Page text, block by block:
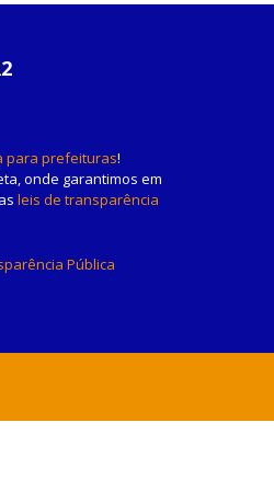
para prefeituras!
onde garantimos em
leis de transparência
Pública